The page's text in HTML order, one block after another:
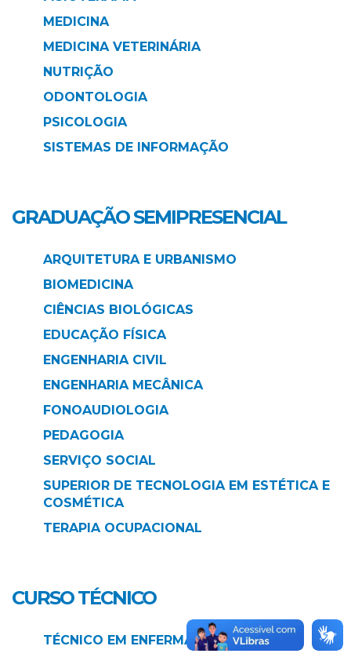
MEDICINA
MEDICINA VETERINÁRIA
NUTRIÇÃO
ODONTOLOGIA
PSICOLOGIA
SISTEMAS DE INFORMAÇÃO
GRADUAÇÃO SEMIPRESENCIAL
ARQUITETURA E URBANISMO
BIOMEDICINA
CIÊNCIAS BIOLÓGICAS
EDUCAÇÃO FÍSICA
ENGENHARIA CIVIL
ENGENHARIA MECÂNICA
FONOAUDIOLOGIA
PEDAGOGIA
SERVIÇO SOCIAL
SUPERIOR DE TECNOLOGIA EM ESTÉTICA E
COSMÉTICA
TERAPIA OCUPACIONAL
CURSO TÉCNICO
TÉCNICO EM ENFERMAGEM